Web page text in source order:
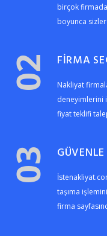
birçok
boyunca
02 FİRMA
Nakliyat
deneyimlerini
fiyat teklifi
03
taşıma
firma